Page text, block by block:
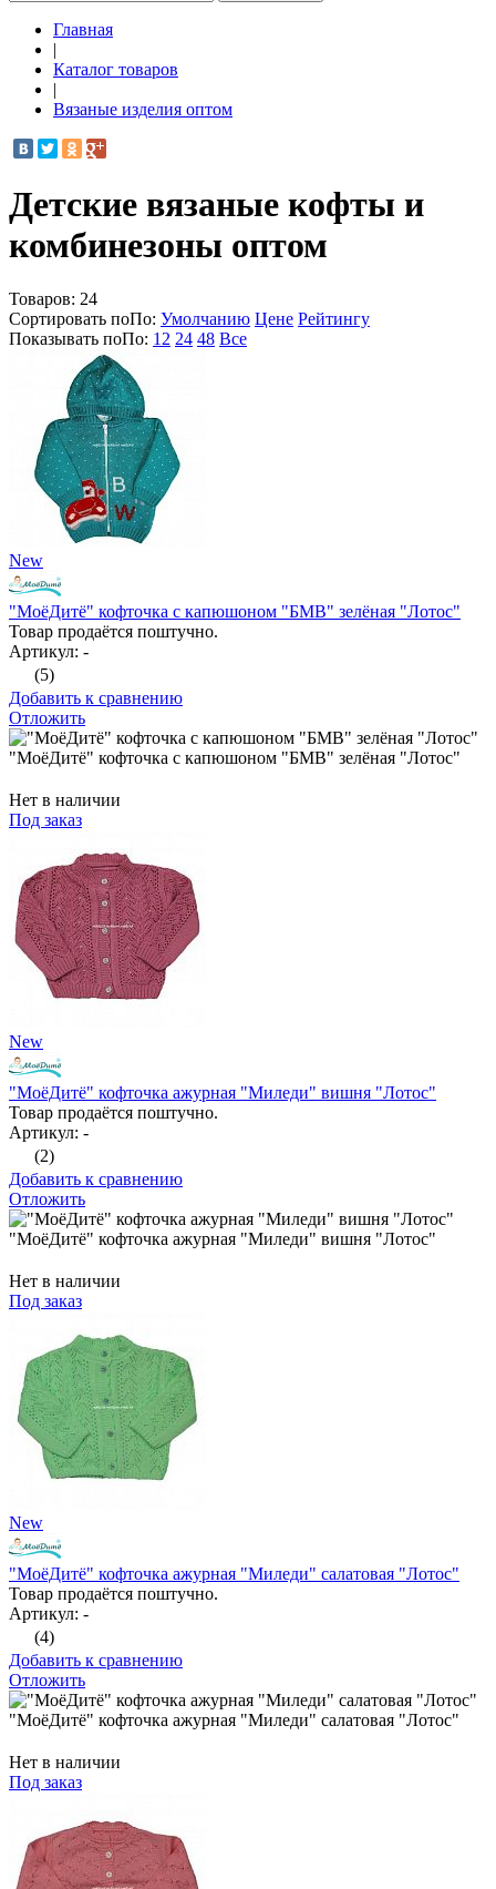
Главная
|
Каталог товаров
|
Вязаные изделия оптом
Детские вязаные кофты и
комбинезоны оптом
Товаров: 24
Сортировать поПо: Умолчанию Цене Рейтингу
Показывать поПо: 12 24 48 Все
New
"МоёДитё" кофточка с капюшоном "БМВ" зелёная "Лотос"
Товар продаётся поштучно.
Артикул: -
(5)
Добавить к сравнению
Отложить
"МоёДитё" кофточка с капюшоном "БМВ" зелёная "Лотос"
Нет в наличии
Под заказ
New
"МоёДитё" кофточка ажурная "Миледи" вишня "Лотос"
Товар продаётся поштучно.
Артикул: -
(2)
Добавить к сравнению
Отложить
"МоёДитё" кофточка ажурная "Миледи" вишня "Лотос"
Нет в наличии
Под заказ
New
"МоёДитё" кофточка ажурная "Миледи" салатовая "Лотос"
Товар продаётся поштучно.
Артикул: -
(4)
Добавить к сравнению
Отложить
"МоёДитё" кофточка ажурная "Миледи" салатовая "Лотос"
Нет в наличии
Под заказ